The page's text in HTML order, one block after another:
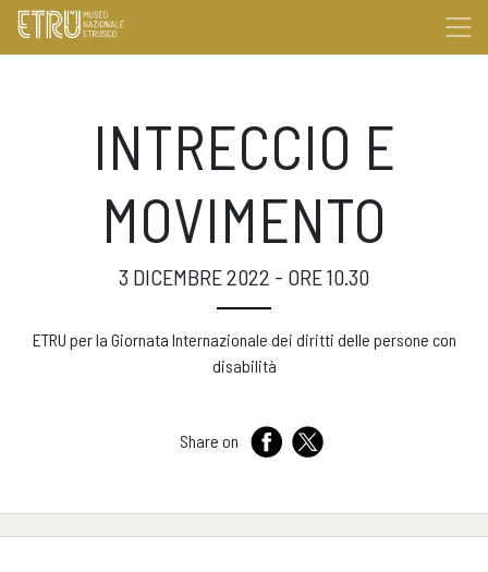
INTRECCIO E
MOVIMENTO
3 DICEMBRE 2022 - ORE 10.30
ETRU per la Giornata Internazionale dei diritti delle persone con
disabilità
Share on